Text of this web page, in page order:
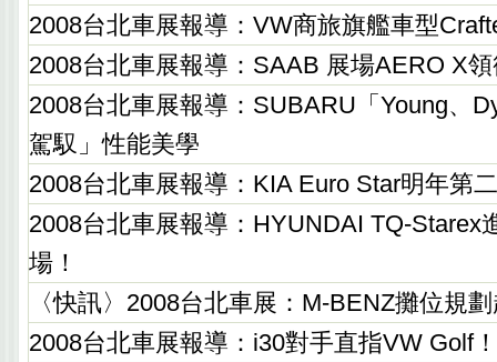
2008台北車展報導：VW商旅旗艦車型
2008台北車展報導：SAAB 展場AERO X
2008台北車展報導：SUBARU「Young、
駕馭」性能美學
2008台北車展報導：KIA Euro Star明年第
2008台北車展報導：HYUNDAI TQ-Starex
場！
〈快訊〉2008台北車展：M-BENZ攤位規
2008台北車展報導：i30對手直指VW Golf！